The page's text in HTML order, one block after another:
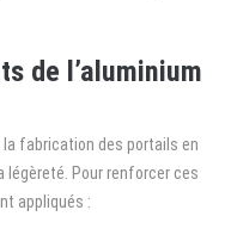
de l’aluminium
la fabrication des portails en
légèreté. Pour renforcer ces
appliqués :